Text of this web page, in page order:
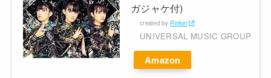
ガジャケ付)
created by Rinker
UNIVERSAL MUSIC GROUP
Amazon